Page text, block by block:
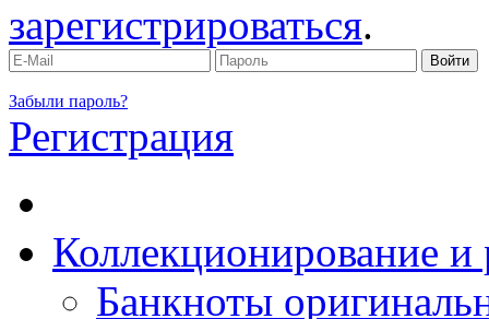
зарегистрироваться.
Забыли пароль?
Регистрация
Коллекционирование и
Банкноты